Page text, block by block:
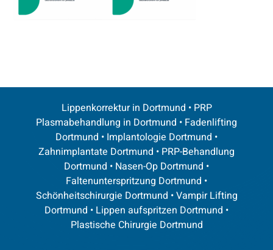
Lippenkorrektur in Dortmund • PRP
Plasmabehandlung in Dortmund • Fadenlifting
Dortmund • Implantologie Dortmund •
Zahnimplantate Dortmund • PRP-Behandlung
Dortmund • Nasen-Op Dortmund •
Faltenunterspritzung Dortmund •
Schönheitschirurgie Dortmund •Vampir Lifting
Dortmund • Lippen aufspritzen Dortmund •
Plastische Chirurgie Dortmund